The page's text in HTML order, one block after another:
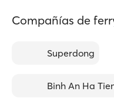
Compañías de
Superdong
Binh An Ha